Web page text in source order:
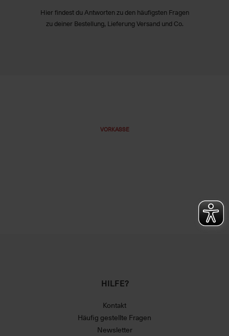
Hier findest du Antworten zu den häufigsten Fragen
zu deiner Bestellung, Lieferung Versand und Co.
VORKASSE
HILFE?
Kontakt
Häufig gestellte Fragen
Newsletter